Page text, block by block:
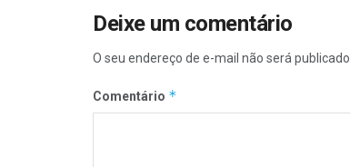
Deixe um comentário
O seu endereço de e-mail não será publicado.
Comentário *